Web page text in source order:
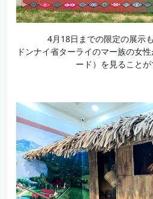
4月18日までの限定の展示
ドンナイ省ターライのマー族の女
ード）を見ることが